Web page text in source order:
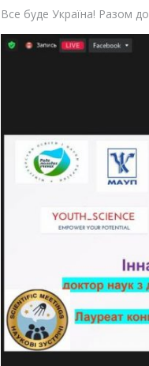
Все буде Україна! Разом